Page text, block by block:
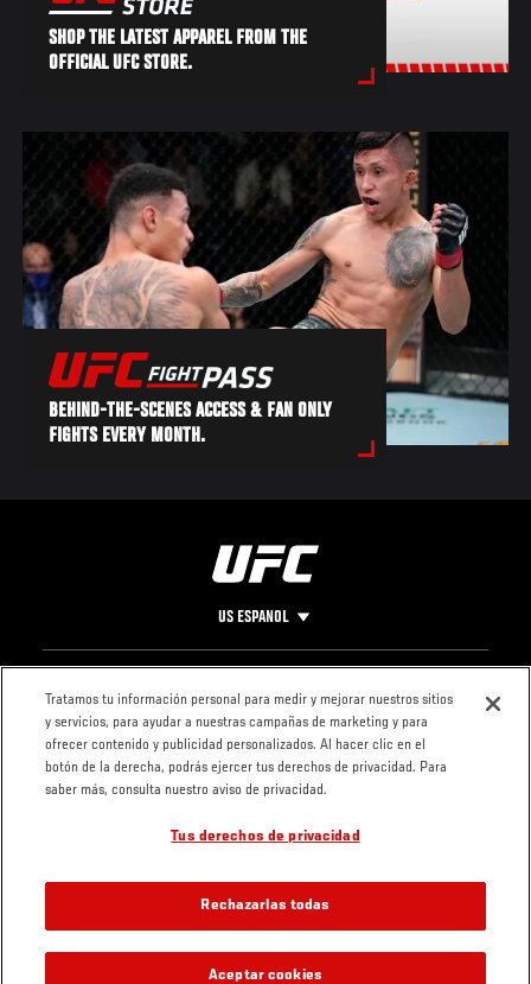
SHOP THE LATEST APPAREL FROM THE
OFFICIAL UFC STORE.
BEHIND-THE-SCENES ACCESS & FAN ONLY
FIGHTS EVERY MONTH.
US ESPANOL
Pie
de
Página
CONTACTO
LEGAL
Condiciones
Política de
privacidad
Tratamos tu información personal para medir y mejorar nuestros sitios
y servicios, para ayudar a nuestras campañas de marketing y para
ofrecer contenido y publicidad personalizados. Al hacer clic en el
botón de la derecha, podrás ejercer tus derechos de privacidad. Para
saber más, consulta nuestro aviso de privacidad.
Tus derechos de privacidad
Rechazarlas todas
Aceptar cookies